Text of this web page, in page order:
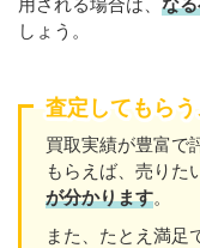
しょう。
査定してもら
買取実績が豊富で
もらえば、売りた
が分かります。
また、たとえ満足